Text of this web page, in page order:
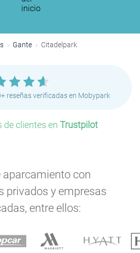
inicio
Gante Citadelpark
reseñas verificadas en Mobypark
de clientes en Trustpilot
aparcamiento con
privados y empresas
entre ellos: